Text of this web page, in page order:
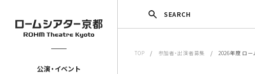
公演・イベント
SEARCH
TOP / 参加者・出演者募集 / 2026年度 ローム